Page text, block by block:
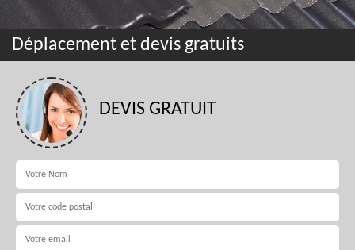
Déplacement et devis gratuits
DEVIS GRATUIT